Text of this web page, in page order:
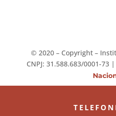
©️ 2020 – Copyright –
CNPJ: 31.588.683/0001-73